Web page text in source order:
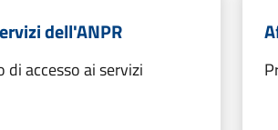
dell'ANPR
accesso ai servizi